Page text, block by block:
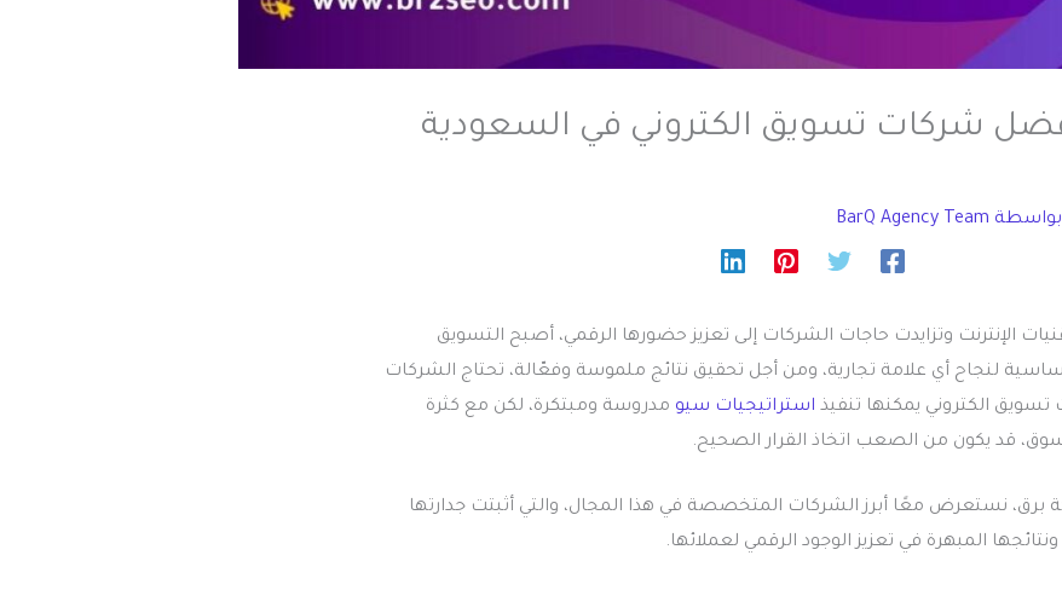
شركات تسويق الكتروني في السعودية
BarQ Agency Team
الإنترنت وتزايدت حاجات الشركات إلى تعزيز حضورها الرقمي، أصبح التسويق
لنجاح أي علامة تجارية، ومن أجل تحقيق نتائج ملموسة وفعّالة، تحتاج الشركات
الكتروني يمكنها تنفيذ استراتيجيات سيو مدروسة ومبتكرة، لكن مع كثرة
قد يكون من الصعب اتخاذ القرار الصحيح.
برق، نستعرض معًا أبرز الشركات المتخصصة في هذا المجال، والتي أثبتت جدارتها
المبهرة في تعزيز الوجود الرقمي لعملائها.